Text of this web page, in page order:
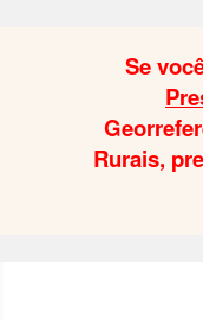
Se
Rurais,